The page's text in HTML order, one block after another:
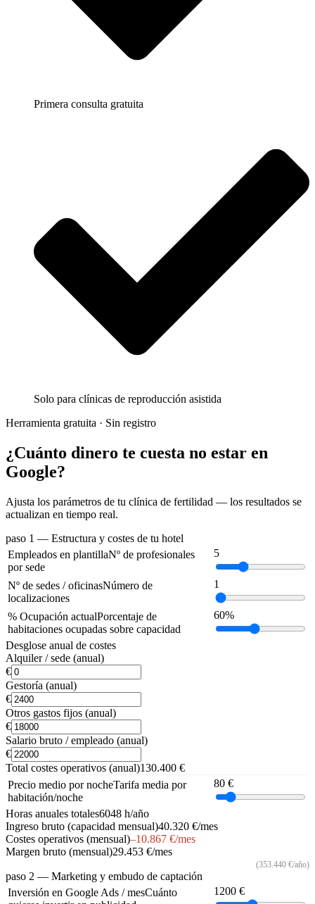
Primera consulta gratuita
Solo para clínicas de reproducción asistida
Herramienta gratuita · Sin registro
¿Cuánto dinero te cuesta no estar en
Google?
Ajusta los parámetros de tu clínica de fertilidad — los resultados se
actualizan en tiempo real.
paso 1 — Estructura y costes de tu hotel
Empleados en plantillaNº de profesionales
por sede
5
Nº de sedes / oficinasNúmero de
localizaciones
1
% Ocupación actualPorcentaje de
habitaciones ocupadas sobre capacidad
60%
Desglose anual de costes
Alquiler / sede (anual)
€
Gestoría (anual)
€
Otros gastos fijos (anual)
€
Salario bruto / empleado (anual)
€
Total costes operativos (anual)130.400 €
Precio medio por nocheTarifa media por
habitación/noche
80 €
Horas anuales totales6048 h/año
Ingreso bruto (capacidad mensual)40.320 €/mes
Costes operativos (mensual)–10.867 €/mes
Margen bruto (mensual)29.453 €/mes
(353.440 €/año)
paso 2 — Marketing y embudo de captación
Inversión en Google Ads / mesCuánto
1200 €